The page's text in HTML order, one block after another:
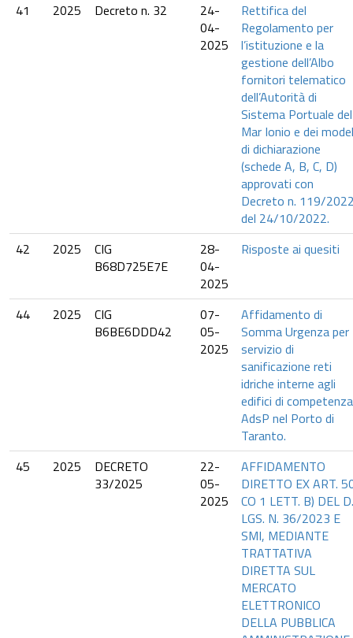
41
2025 Decreto n. 32
24-
04-
2025
Rettifica del
Regolamento per
l’istituzione e la
gestione dell’Albo
fornitori telematico
dell’Autorità di
Sistema Portuale del
Mar Ionio e dei
di dichiarazione
(schede A, B, C, D)
approvati con
Decreto n. 119/
del 24/10/2022.
42
2025
CIG
B68D725E7E
28-
04-
2025
Risposte ai quesiti
44 2025
CIG
B6BE6DDD42
07-
05-
2025
Affidamento di
Somma Urgenza per
servizio di
sanificazione reti
idriche interne agli
edifici di competenza
AdsP nel Porto di
Taranto.
45
2025
DECRETO
33/2025
22-
05-
2025
AFFIDAMENTO
DIRETTO EX ART.
CO 1 LETT. B) DEL D.
LGS. N. 36/2023 E
SMI, MEDIANTE
TRATTATIVA
DIRETTA SUL
MERCATO
ELETTRONICO
DELLA PUBBLICA